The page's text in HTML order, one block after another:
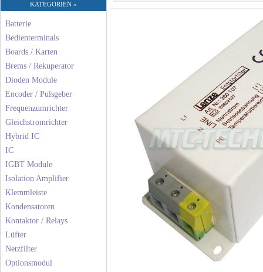
KATEGORIEN »
Batterie
Bedienterminals
Boards / Karten
Brems / Rekuperator
Dioden Module
Encoder / Pulsgeber
Frequenzumrichter
Gleichstromrichter
Hybrid IC
IC
IGBT Module
Isolation Amplifier
Klemmleiste
Kondensatoren
Kontaktor / Relays
Lüfter
Netzfilter
Optionsmodul